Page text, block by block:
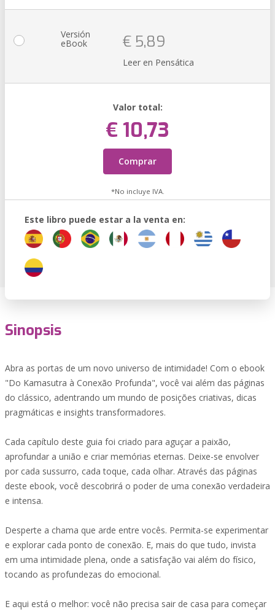
Versión
eBook € 5,89
Leer en Pensática
Valor total:
€ 10,73
Comprar
*No incluye IVA.
Este libro puede estar a la venta en:
Sinopsis
Abra as portas de um novo universo de intimidade! Com o ebook
"Do Kamasutra à Conexão Profunda", você vai além das páginas
do clássico, adentrando um mundo de posições criativas, dicas
pragmáticas e insights transformadores.
Cada capítulo deste guia foi criado para aguçar a paixão,
aprofundar a união e criar memórias eternas. Deixe-se envolver
por cada sussurro, cada toque, cada olhar. Através das páginas
deste ebook, você descobrirá o poder de uma conexão verdadeira
e intensa.
Desperte a chama que arde entre vocês. Permita-se experimentar
e explorar cada ponto de conexão. E, mais do que tudo, invista
em uma intimidade plena, onde a satisfação vai além do físico,
tocando as profundezas do emocional.
E aqui está o melhor: você não precisa sair de casa para começar